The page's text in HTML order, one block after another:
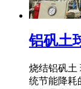
铝矾土
烧结铝矾土
统节能降耗